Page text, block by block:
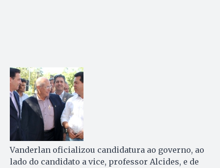
Vanderlan oficializou candidatura ao governo, ao
lado do candidato a vice, professor Alcides, e de